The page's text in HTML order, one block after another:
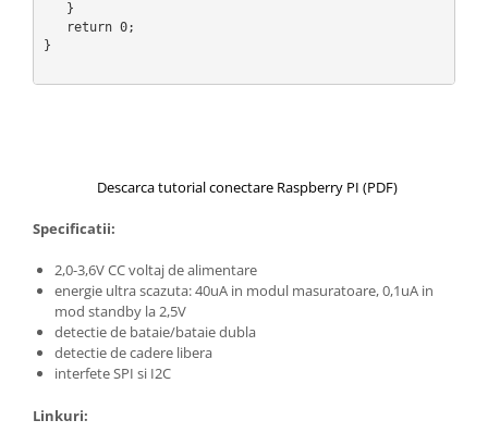
   }
   return 0;
}
Descarca tutorial conectare Raspberry PI (PDF)
Specificatii:
2,0-3,6V CC voltaj de alimentare
energie ultra scazuta: 40uA in modul masuratoare, 0,1uA in
mod standby la 2,5V
detectie de bataie/bataie dubla
detectie de cadere libera
interfete SPI si I2C
Linkuri: